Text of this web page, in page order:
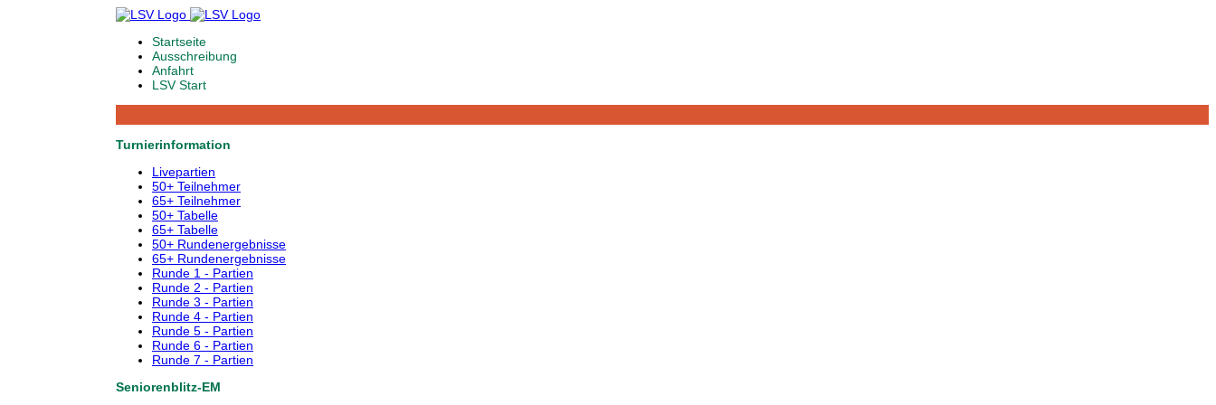
Startseite
Ausschreibung
Anfahrt
LSV Start
Turnierinformation
Livepartien
50+ Teilnehmer
65+ Teilnehmer
50+ Tabelle
65+ Tabelle
50+ Rundenergebnisse
65+ Rundenergebnisse
Runde 1 - Partien
Runde 2 - Partien
Runde 3 - Partien
Runde 4 - Partien
Runde 5 - Partien
Runde 6 - Partien
Runde 7 - Partien
Seniorenblitz-EM